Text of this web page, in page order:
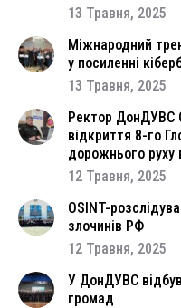
13 Травня, 2025
Міжнародний
у посиленні
13 Травня, 2025
Ректор ДонДУВС
відкриття 8-го
дорожнього руху
12 Травня, 2025
OSINT-
злочинів РФ
12 Травня, 2025
У ДонДУВС
громад